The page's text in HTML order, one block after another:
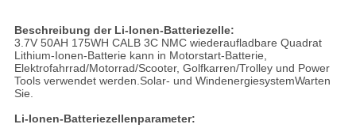
Beschreibung der Li-Ionen-Batteriezelle:
3.7V 50AH 175WH CALB 3C NMC wiederaufladbare Quadrat
Lithium-Ionen-Batterie kann in Motorstart-Batterie,
Elektrofahrrad/Motorrad/Scooter, Golfkarren/Trolley und Power
Tools verwendet werden.Solar- und WindenergiesystemWarten
Sie.
Li-Ionen-Batteriezellenparameter: